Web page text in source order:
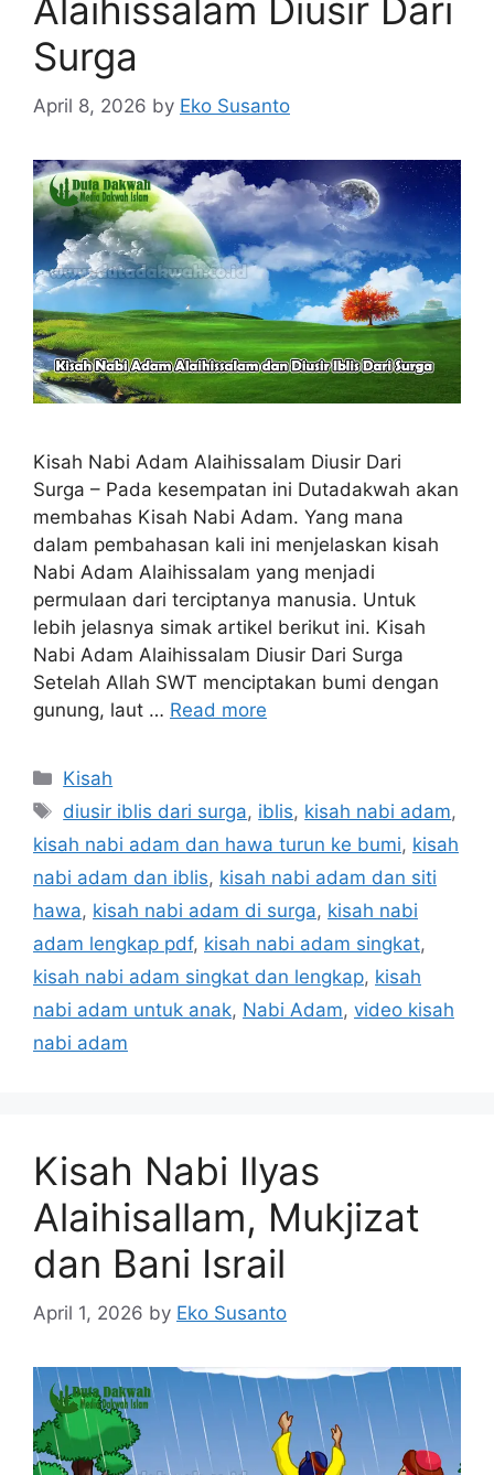
Alaihissalam Diusir Dari
Surga
April 8, 2026 by Eko Susanto
Kisah Nabi Adam Alaihissalam Diusir Dari
Surga – Pada kesempatan ini Dutadakwah akan
membahas Kisah Nabi Adam. Yang mana
dalam pembahasan kali ini menjelaskan kisah
Nabi Adam Alaihissalam yang menjadi
permulaan dari terciptanya manusia. Untuk
lebih jelasnya simak artikel berikut ini. Kisah
Nabi Adam Alaihissalam Diusir Dari Surga
Setelah Allah SWT menciptakan bumi dengan
gunung, laut … Read more
Categories
Kisah
Tags
diusir iblis dari surga, iblis, kisah nabi adam,
kisah nabi adam dan hawa turun ke bumi, kisah
nabi adam dan iblis, kisah nabi adam dan siti
hawa, kisah nabi adam di surga, kisah nabi
adam lengkap pdf, kisah nabi adam singkat,
kisah nabi adam singkat dan lengkap, kisah
nabi adam untuk anak, Nabi Adam, video kisah
nabi adam
Kisah Nabi Ilyas
Alaihisallam, Mukjizat
dan Bani Israil
April 1, 2026 by Eko Susanto